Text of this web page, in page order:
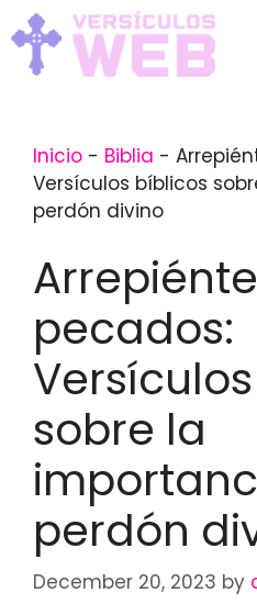
Skip
to
content
Inicio - Biblia -
Versículos bíblicos
perdón divino
pecados:
sobre la
perdón
December 20, 2023 by